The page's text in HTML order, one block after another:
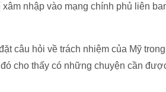
nhập vào mạng chính phủ liên
câu hỏi về trách nhiệm của Mỹ
cho thấy có những chuyện cần